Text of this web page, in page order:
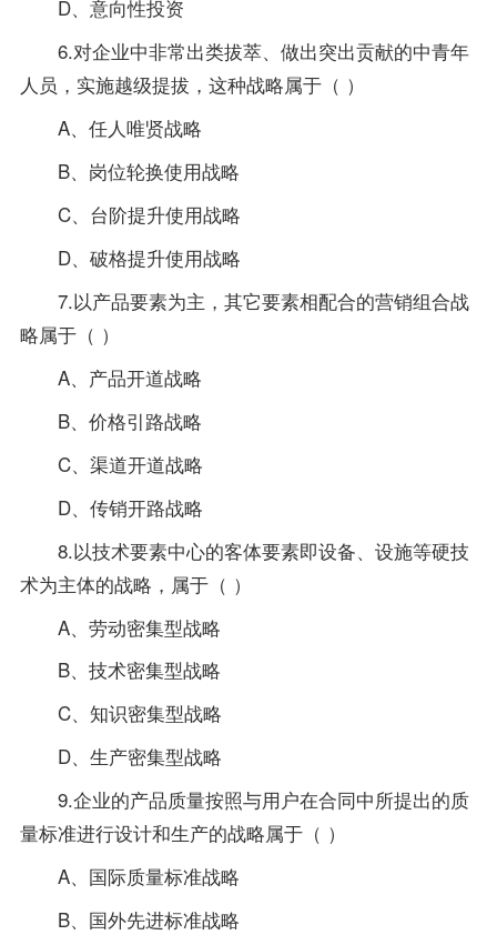
D、意向性投资
6.对企业中非常出类拔萃、做出突出贡献的中青年
人员，实施越级提拔，这种战略属于（ ）
A、任人唯贤战略
B、岗位轮换使用战略
C、台阶提升使用战略
D、破格提升使用战略
7.以产品要素为主，其它要素相配合的营销组合战
略属于（ ）
A、产品开道战略
B、价格引路战略
C、渠道开道战略
D、传销开路战略
8.以技术要素中心的客体要素即设备、设施等硬技
术为主体的战略，属于（ ）
A、劳动密集型战略
B、技术密集型战略
C、知识密集型战略
D、生产密集型战略
9.企业的产品质量按照与用户在合同中所提出的质
量标准进行设计和生产的战略属于（ ）
A、国际质量标准战略
B、国外先进标准战略